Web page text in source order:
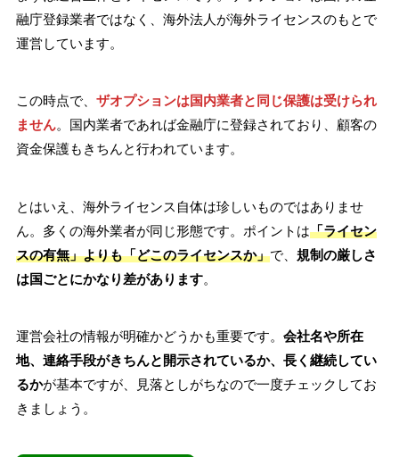
融庁登録業者ではなく、海外法人が海外ライセンスのもとで
運営しています。
この時点で、 ザオプションは国内業者と同じ保護は受けられ
ません。国内業者であれば金融庁に登録されており、顧客の
資金保護もきちんと行われています。
とはいえ、海外ライセンス自体は珍しいものではありませ
ん。多くの海外業者が同じ形態です。ポイントは「ライセン
スの有無」よりも「どこのライセンスか」で、 規制の厳しさ
は国ごとにかなり差があります。
運営会社の情報が明確かどうかも重要です。 会社名や所在
地、連絡手段がきちんと開示されているか、長く継続してい
るかが基本ですが、見落としがちなので一度チェックしてお
きましょう。